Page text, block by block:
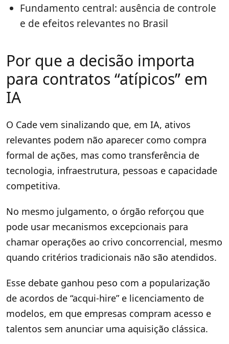
Fundamento central: ausência de controle
e de efeitos relevantes no Brasil
Por que a decisão importa
para contratos “atípicos” em
IA
O Cade vem sinalizando que, em IA, ativos
relevantes podem não aparecer como compra
formal de ações, mas como transferência de
tecnologia, infraestrutura, pessoas e capacidade
competitiva.
No mesmo julgamento, o órgão reforçou que
pode usar mecanismos excepcionais para
chamar operações ao crivo concorrencial, mesmo
quando critérios tradicionais não são atendidos.
Esse debate ganhou peso com a popularização
de acordos de “acqui-hire” e licenciamento de
modelos, em que empresas compram acesso e
talentos sem anunciar uma aquisição clássica.